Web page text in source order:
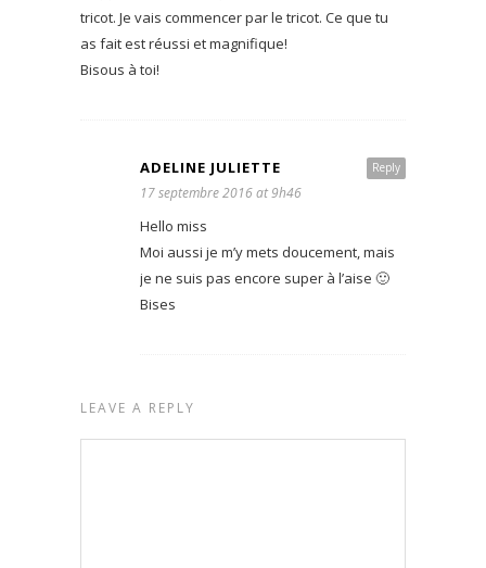
tricot. Je vais commencer par le tricot. Ce que tu
as fait est réussi et magnifique!
Bisous à toi!
Reply
ADELINE JULIETTE
17 septembre 2016 at 9h46
Hello miss
Moi aussi je m’y mets doucement, mais
je ne suis pas encore super à l’aise 🙂
Bises
LEAVE A REPLY